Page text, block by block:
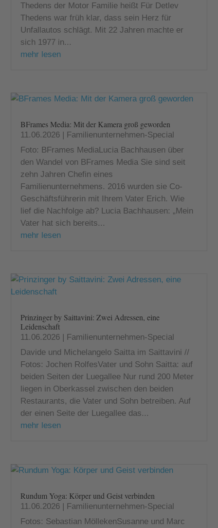
Thedens der Motor Familie heißt Für Detlev
Thedens war früh klar, dass sein Herz für
Unfallautos schlägt. Mit 22 Jahren machte er
sich 1977 in...
mehr lesen
BFrames Media: Mit der Kamera groß geworden
11.06.2026 | Familienunternehmen-Special
Foto: BFrames MediaLucia Bachhausen über
den Wandel von BFrames Media Sie sind seit
zehn Jahren Chefin eines
Familienunternehmens. 2016 wurden sie Co-
Geschäftsführerin mit Ihrem Vater Erich. Wie
lief die Nachfolge ab? Lucia Bachhausen: „Mein
Vater hat sich bereits...
mehr lesen
Prinzinger by Saittavini: Zwei Adressen, eine
Leidenschaft
11.06.2026
Familienunternehmen-Special
Davide und Michelangelo Saitta im Saittavini //
Fotos: Jochen RolfesVater und Sohn Saitta: auf
beiden Seiten der Luegallee Nur rund 200 Meter
liegen in Oberkassel zwischen den beiden
Restaurants, die Vater und Sohn betreiben. Auf
der einen Seite der Luegallee das...
mehr lesen
Rundum Yoga: Körper und Geist verbinden
11.06.2026 | Familienunternehmen-Special
Fotos: Sebastian MöllekenSusanne und Marc